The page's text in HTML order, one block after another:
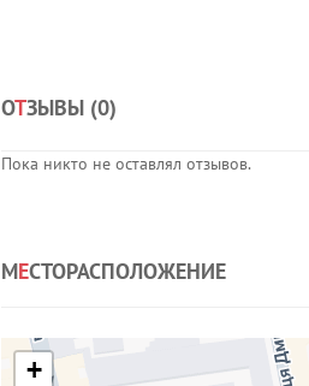
ОТЗЫВЫ (0)
Пока никто не оставлял отзывов.
МЕСТОРАСПОЛОЖЕНИЕ
+